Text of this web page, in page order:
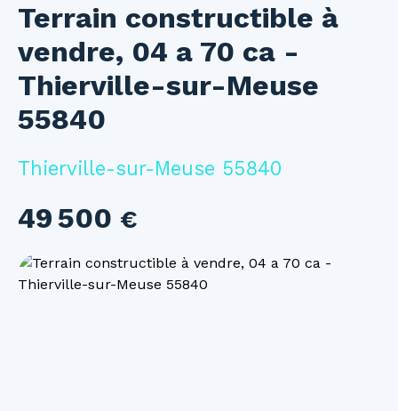
Accueil Acheter Louer Vendre Investir
Estimez votre bien
Terrain constructible à
vendre, 04 a 70 ca -
Thierville-sur-Meuse
55840
Thierville-sur-Meuse 55840
49 500 €